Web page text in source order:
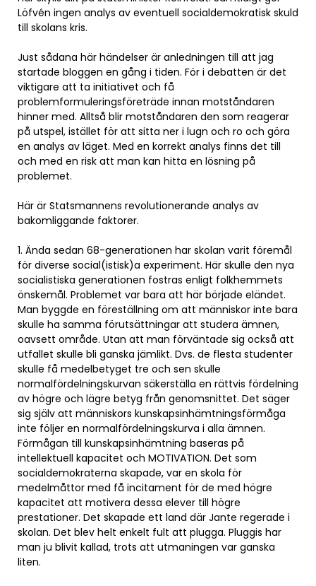
Löfvén ingen analys av eventuell socialdemokratisk skuld
till skolans kris.
Just sådana här händelser är anledningen till att jag
startade bloggen en gång i tiden. För i debatten är det
viktigare att ta initiativet och få
problemformuleringsföreträde innan motståndaren
hinner med. Alltså blir motståndaren den som reagerar
på utspel, istället för att sitta ner i lugn och ro och göra
en analys av läget. Med en korrekt analys finns det till
och med en risk att man kan hitta en lösning på
problemet.
Här är Statsmannens revolutionerande analys av
bakomliggande faktorer.
1. Ända sedan 68-generationen har skolan varit föremål
för diverse social(istisk)a experiment. Här skulle den nya
socialistiska generationen fostras enligt folkhemmets
önskemål. Problemet var bara att här började eländet.
Man byggde en föreställning om att människor inte bara
skulle ha samma förutsättningar att studera ämnen,
oavsett område. Utan att man förväntade sig också att
utfallet skulle bli ganska jämlikt. Dvs. de flesta studenter
skulle få medelbetyget tre och sen skulle
normalfördelningskurvan säkerställa en rättvis fördelning
av högre och lägre betyg från genomsnittet. Det säger
sig själv att människors kunskapsinhämtningsförmåga
inte följer en normalfördelningskurva i alla ämnen.
Förmågan till kunskapsinhämtning baseras på
intellektuell kapacitet och MOTIVATION. Det som
socialdemokraterna skapade, var en skola för
medelmåttor med få incitament för de med högre
kapacitet att motivera dessa elever till högre
prestationer. Det skapade ett land där Jante regerade i
skolan. Det blev helt enkelt fult att plugga. Pluggis har
man ju blivit kallad, trots att utmaningen var ganska
liten.